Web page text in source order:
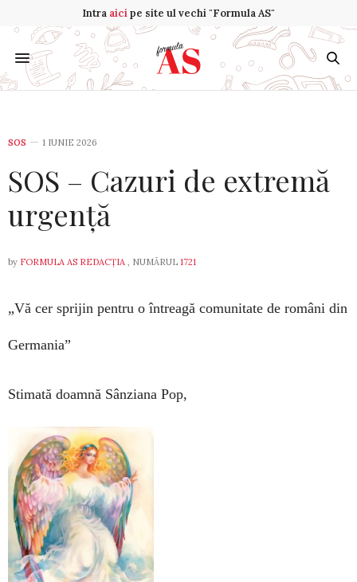
Intra aicipe site ul vechi "Formula AS"
SOS 1 IUNIE 2026
SOS – Cazuri de extremă
urgență
by FORMULA AS REDACȚIA , NUMĂRUL 1721
„Vă cer sprijin pentru o întreagă comunitate de români din
Germania”
Stimată doamnă Sânziana Pop,